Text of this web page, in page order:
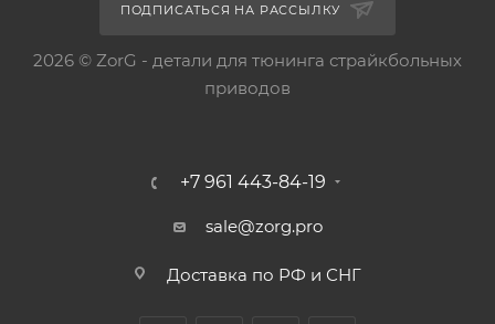
ПОДПИСАТЬСЯ НА РАССЫЛКУ
2026 © ZorG - детали для тюнинга страйкбольных
приводов
+7 961 443-84-19
sale@zorg.pro
Доставка по РФ и СНГ